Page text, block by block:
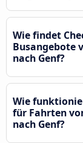
Wie findet
Busangebote
nach Genf?
Wie
für Fahrten
nach Genf?